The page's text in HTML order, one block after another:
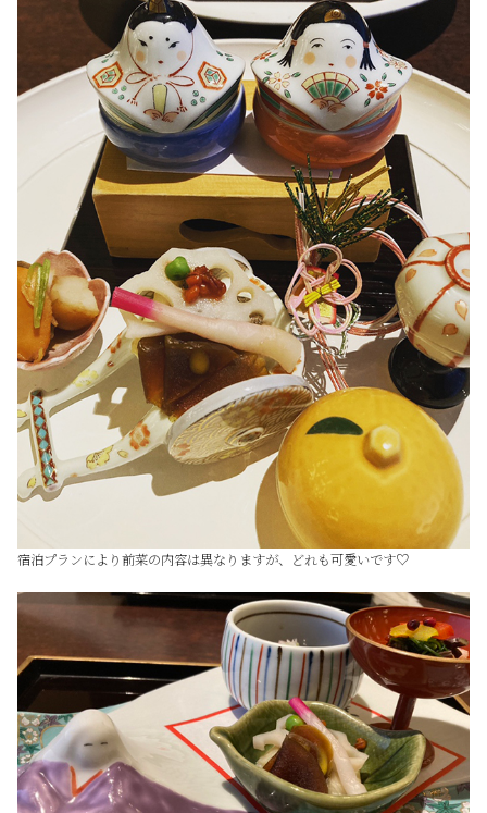
宿泊プランにより前菜の内容は異なりますが、どれも可愛いです♡